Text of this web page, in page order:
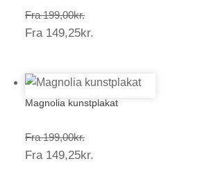
Fra 199,00kr.Prisinterval:
199,00kr.
Fra 149,25kr.
Magnolia kunstplakat
Fra 199,00kr.Prisinterval:
199,00kr.
Fra 149,25kr.